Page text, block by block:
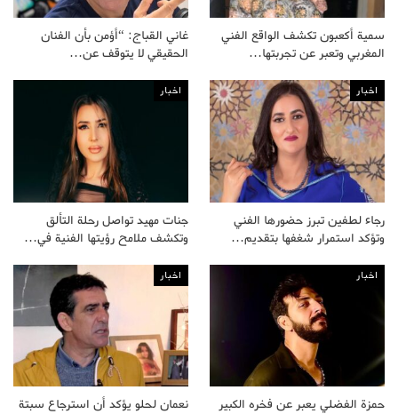
سمية أكعبون تكشف الواقع الفني
المغربي وتعبر عن تجربتها…
غاني القباج: “أؤمن بأن الفنان
الحقيقي لا يتوقف عن…
اخبار
رجاء لطفين تبرز حضورها الفني
وتؤكد استمرار شغفها بتقديم…
اخبار
جنات مهيد تواصل رحلة التألق
وتكشف ملامح رؤيتها الفنية في…
اخبار
حمزة الفضلي يعبر عن فخره الكبير
اخبار
نعمان لحلو يؤكد أن استرجاع سبتة